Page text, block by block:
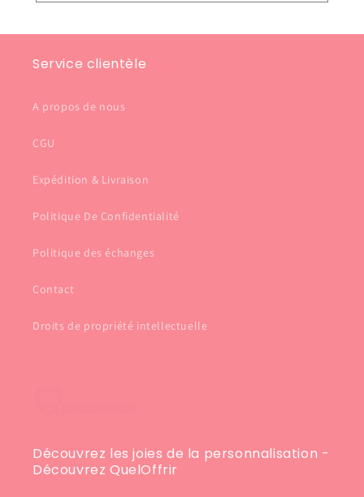
Service clientèle
A propos de nous
CGU
Expédition & Livraison
Politique De Confidentialité
Politique des échanges
Contact
Droits de propriété intellectuelle
Découvrez les joies de la personnalisation -
Découvrez QuelOffrir